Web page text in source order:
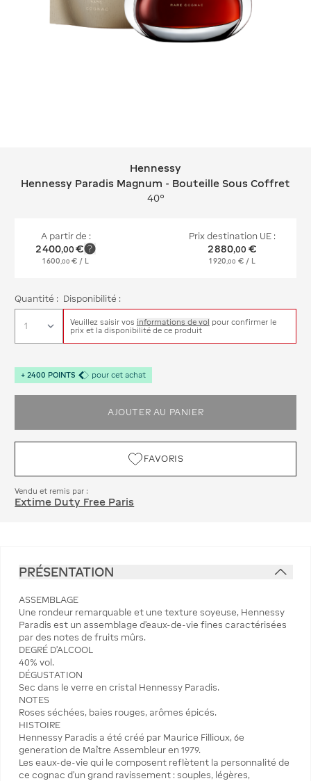
Hennessy Hennessy Paradis
Hennessy
Hennessy Paradis Magnum - Bouteille Sous Coffret
40°
A partir de :
2 400,00 €
1 600,00 € / L
Prix destination UE :
2 880,00 €
1 920,00 € / L
Quantité : Disponibilité :
Veuillez saisir vos informations de vol pour confirmer le
prix et la disponibilité de ce produit
+ 2400 POINTS pour cet achat
AJOUTER AU PANIER
FAVORIS
Vendu et remis par :
Extime Duty Free Paris
PRÉSENTATION
ASSEMBLAGE
Une rondeur remarquable et une texture soyeuse, Hennessy
Paradis est un assemblage d’eaux-de-vie fines caractérisées
par des notes de fruits mûrs.
DEGRÉ D'ALCOOL
40% vol.
DÉGUSTATION
Sec dans le verre en cristal Hennessy Paradis.
NOTES
Roses séchées, baies rouges, arômes épicés.
HISTOIRE
Hennessy Paradis a été créé par Maurice Fillioux, 6e
generation de Maître Assembleur en 1979.
Les eaux-de-vie qui le composent reflètent la personnalité de
ce cognac d'un grand ravissement : souples, légères,